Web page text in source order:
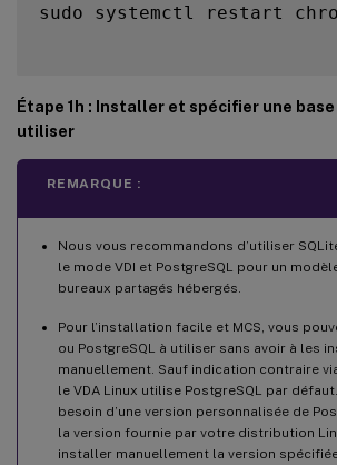
sudo systemctl restart
Étape 1h : Installer et spécifier une
utiliser
REMARQUE :
Nous vous recommandons d’utiliser
le mode VDI et PostgreSQL pour un
bureaux partagés hébergés.
Pour l’installation facile et MCS, vous
ou PostgreSQL à utiliser sans avoir à les
manuellement. Sauf indication contraire
le VDA Linux utilise PostgreSQL par
besoin d’une version personnalisée de
la version fournie par votre distribution
installer manuellement la version